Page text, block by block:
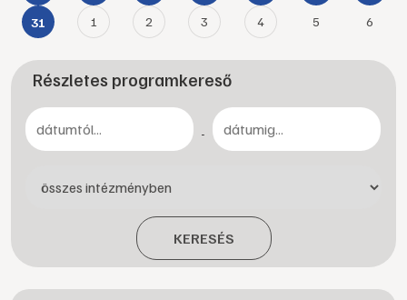
31 1 2 3 4 5 6
Részletes programkereső
-
KERESÉS